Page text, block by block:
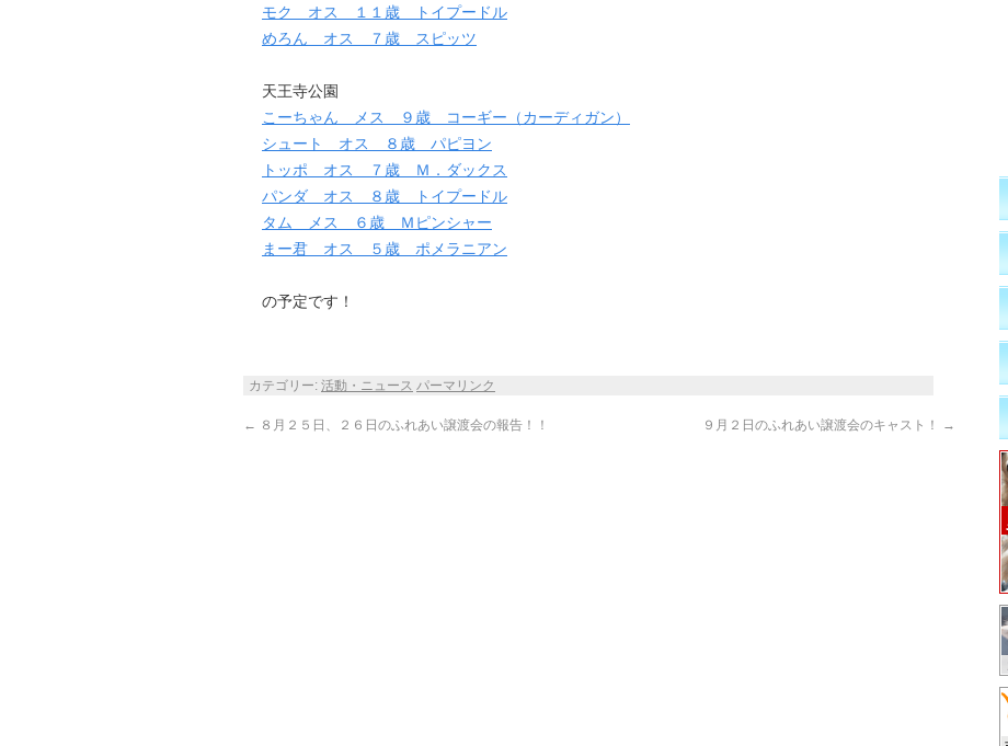
モク オス １１歳 トイプードル
めろん オス ７歳 スピッツ
天王寺公園
こーちゃん メス ９歳 コーギー（カーディガン）
シュート オス ８歳 パピヨン
トッポ オス ７歳 Ｍ．ダックス
パンダ オス ８歳 トイプードル
タム メス ６歳 Ｍピンシャー
まー君 オス ５歳 ポメラニアン
の予定です！
カテゴリー: 活動・ニュース パーマリンク
← ８月２５日、２６日のふれあい譲渡会の報告！！ ９月２日のふれあい譲渡会のキャスト！ →